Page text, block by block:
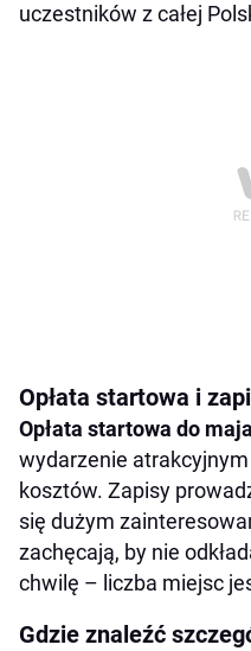
uczestników z całej
Opłata startowa i
Opłata startowa do
wydarzenie
kosztów. Zapisy
się dużym
zachęcają, by nie
chwilę – liczba miejsc
Gdzie znaleźć